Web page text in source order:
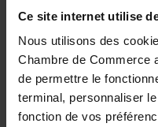
Ce site internet utilise
Nous utilisons des
Chambre de Commerce
de permettre le
terminal, personnaliser
fonction de vos
entrepreneurs.
Comment? Participez à
vous informera sur
et les démarches à suivre.